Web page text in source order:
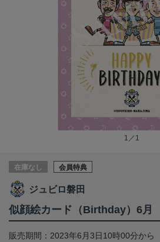
1／1
在庫なし 会員特典
ジュビロ磐田
似顔絵カード（Birthday）6月
販売期間：2023年6月3日10時00分から